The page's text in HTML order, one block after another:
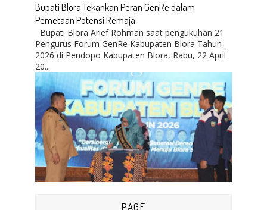
Bupati Blora Tekankan Peran GenRe dalam
Pemetaan Potensi Remaja
Bupati Blora Arief Rohman saat pengukuhan 21
Pengurus Forum GenRe Kabupaten Blora Tahun
2026 di Pendopo Kabupaten Blora, Rabu, 22 April
20...
PAGE